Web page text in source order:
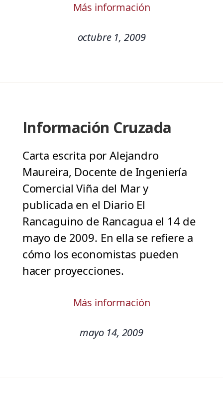
Más información
octubre 1, 2009
Información Cruzada
Carta escrita por Alejandro
Maureira, Docente de Ingeniería
Comercial Viña del Mar y
publicada en el Diario El
Rancaguino de Rancagua el 14 de
mayo de 2009. En ella se refiere a
cómo los economistas pueden
hacer proyecciones.
Más información
mayo 14, 2009